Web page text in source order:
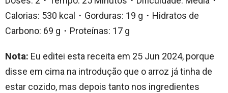
Calorias: 530 kcal・Gorduras: 19 g・Hidratos de
Carbono: 69 g・Proteínas: 17 g
Nota: Eu editei esta receita em 25 Jun 2024, porque
disse em cima na introdução que o arroz já tinha de
estar cozido, mas depois tanto nos ingredientes